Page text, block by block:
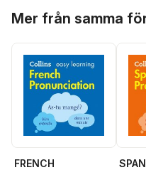
Mer från samma
FRENCH